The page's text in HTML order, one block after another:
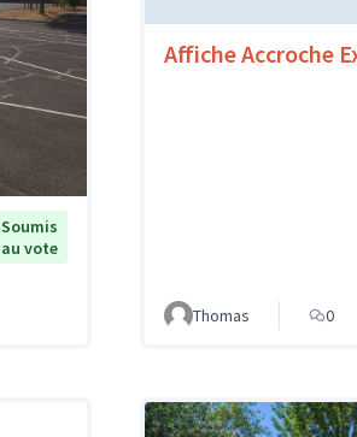
Soumis
au vote
Affiche Accroche
Thomas 0